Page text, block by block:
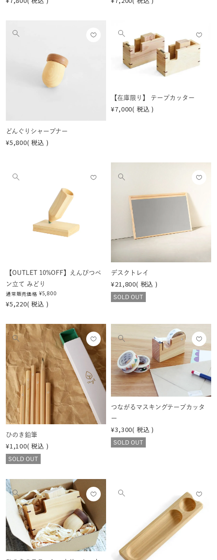
他
どんぐりシャープナー
¥5,800 税込
お気
他
の
画
見
る
【在庫限り】 テープカッター
¥7,000 税込
お気
に入
登録
他
【OUTLET 10%OFF】えんぴつペ
ン立て みどり
通常販売価格 ¥5,800
¥5,220 税込
お気
他
見
デスクトレイ
¥21,800 税込
SOLD OUT
お気
りに
する
他
の
画
像
を
見
る
ひのき鉛筆
¥1,100 税込
SOLD OUT
お気
に入
りに
登録
する
他
の
画
像
つながるマスキングテープカッタ
ー
¥3,300 税込
SOLD OUT
お気
に入
りに
登録
他
の
画
を
お気
に入
りに
登録
する
他
を
見
お気
に入
りに